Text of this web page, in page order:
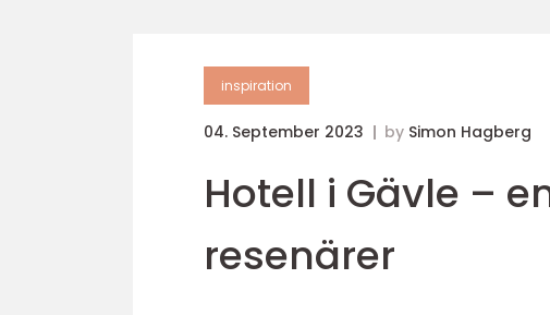
inspiration
04. September 2023 by Simon Hagberg
Hotell i Gävle –
resenärer